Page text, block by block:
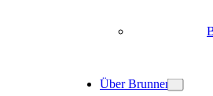
Über Brunner